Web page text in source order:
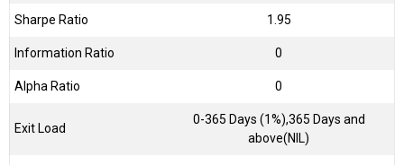
Sharpe Ratio 1.95
Information Ratio 0
Alpha Ratio 0
Exit Load
0-365 Days (1%),365 Days and
above(NIL)